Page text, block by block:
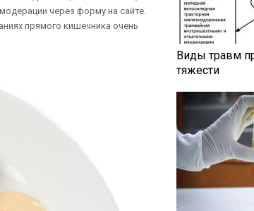
через форму на сайте.
прямого кишечника очень
Виды травм
тяжести